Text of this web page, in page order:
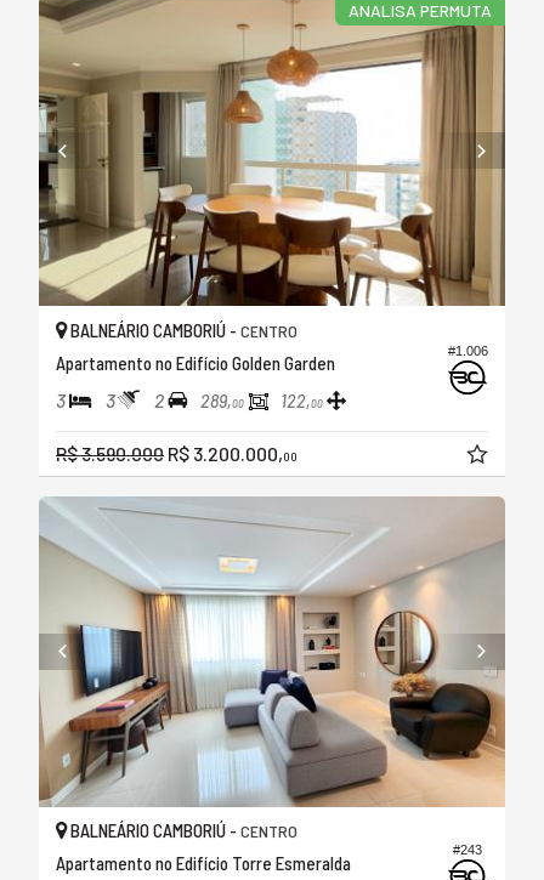
ANALISA PERMUTA
#1.006
BALNEÁRIO CAMBORIÚ - CENTRO
Apartamento no Edifício Golden Garden
3 3 2 289,00 122,00
R$ 3.590.000 R$ 3.200.000,00
#243
BALNEÁRIO CAMBORIÚ - CENTRO
Apartamento no Edifício Torre Esmeralda